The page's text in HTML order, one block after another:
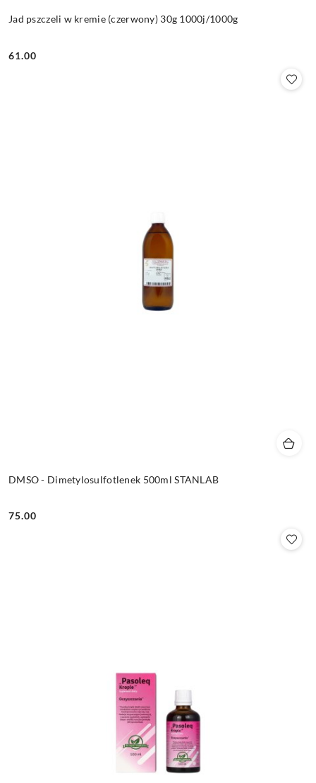
Jad pszczeli w kremie (czerwony) 30g 1000j/1000g
Cena:
61.00
DMSO - Dimetylosulfotlenek 500ml STANLAB
Cena:
75.00